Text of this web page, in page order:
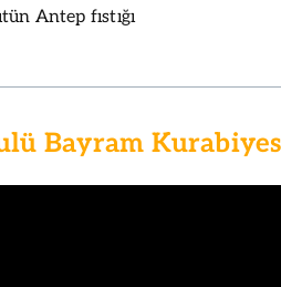
Antep fıstığı
Bayram